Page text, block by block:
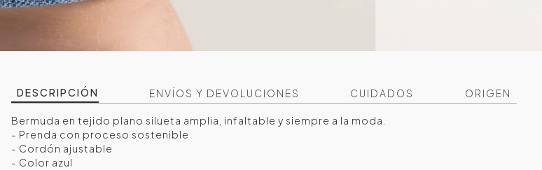
DESCRIPCIÓN ENVÍOS Y DEVOLUCIONES CUIDADOS ORIGEN
Bermuda en tejido plano silueta amplia, infaltable y siempre a la moda.
- Prenda con proceso sostenible
- Cordón ajustable
- Color azul